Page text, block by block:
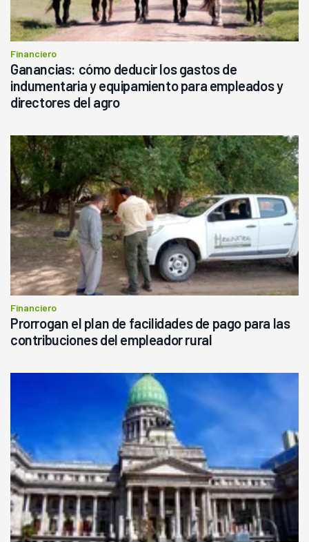
Financiero
Ganancias: cómo deducir los gastos de
indumentaria y equipamiento para empleados y
directores del agro
Financiero
Prorrogan el plan de facilidades de pago para las
contribuciones del empleador rural